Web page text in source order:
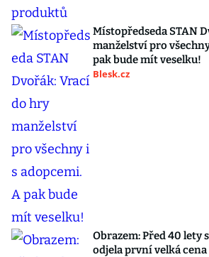
Místopředseda STAN
manželství pro
pak bude mít veselku!
Blesk.cz
Obrazem: Před 40 lety
odjela první velká cena